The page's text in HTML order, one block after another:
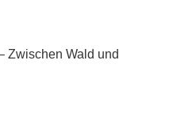
Zwischen Wald und